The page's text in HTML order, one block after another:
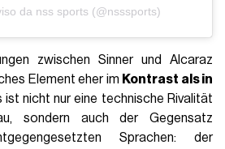
da nss sports (@nsssports)
zwischen Sinner und Alcaraz
Element eher im Kontrast als in
ist nicht nur eine technische Rivalität
sondern auch der Gegensatz
Sprachen: der